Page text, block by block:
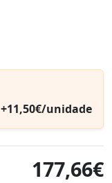
+11,50€/unidade
177,66€